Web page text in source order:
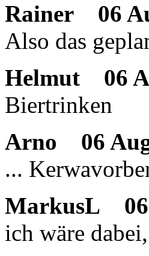
Rainer
06
Also das
Helmut
06
Biertrinken
Arno
06
...
MarkusL
ich wäre